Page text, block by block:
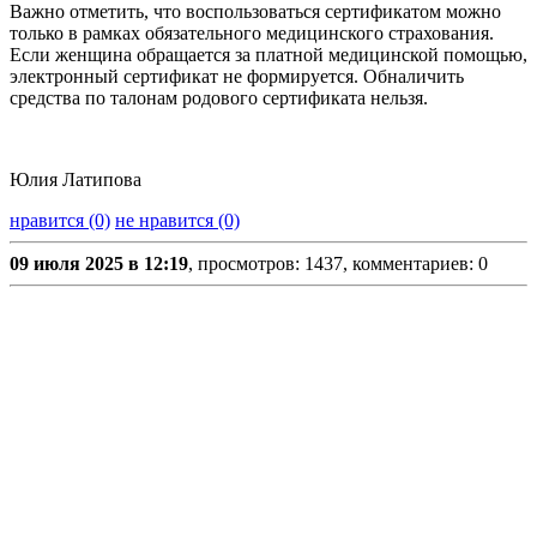
Важно отметить, что воспользоваться сертификатом можно
только в рамках обязательного медицинского страхования.
Если женщина обращается за платной медицинской помощью,
электронный сертификат не формируется. Обналичить
средства по талонам родового сертификата нельзя.
Юлия Латипова
нравится (0) не нравится (0)
09 июля 2025 в 12:19, просмотров: 1437, комментариев: 0